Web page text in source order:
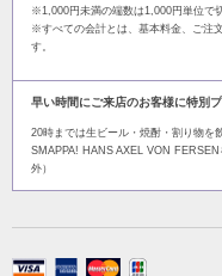
※1,000円未満の端数は1,000円単位で
※すべての会計とは、基本料金、ご注
す。
早い時間にご来店のお客様に特別プ
20時までは生ビール・焼酎・割り物を
SMAPPA! HANS AXEL VON
外）